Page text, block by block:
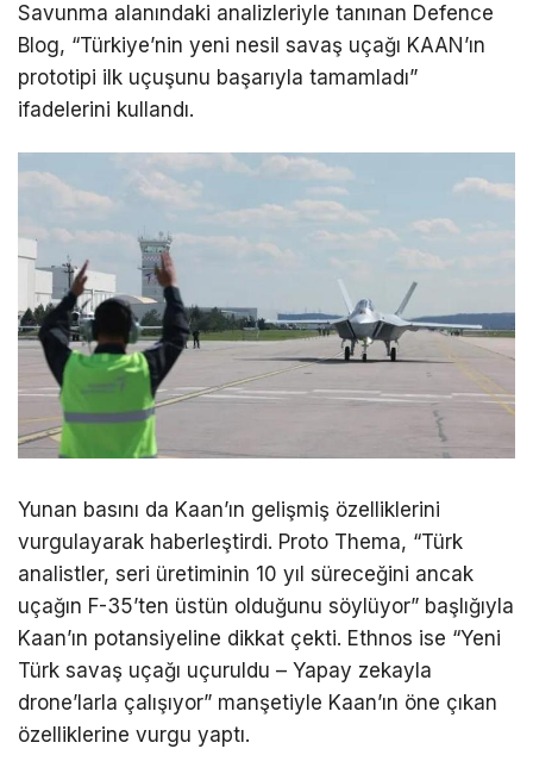
Savunma alanındaki analizleriyle tanınan Defence
Blog, “Türkiye’nin yeni nesil savaş uçağı KAAN’ın
prototipi ilk uçuşunu başarıyla tamamladı”
ifadelerini kullandı.
Yunan basını da Kaan’ın gelişmiş özelliklerini
vurgulayarak haberleştirdi. Proto Thema, “Türk
analistler, seri üretiminin 10 yıl süreceğini ancak
uçağın F-35’ten üstün olduğunu söylüyor” başlığıyla
Kaan’ın potansiyeline dikkat çekti. Ethnos ise “Yeni
Türk savaş uçağı uçuruldu – Yapay zekayla
drone’larla çalışıyor” manşetiyle Kaan’ın öne çıkan
özelliklerine vurgu yaptı.